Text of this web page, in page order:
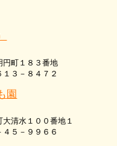
円町１８３番地
３－８４７２
園
清水１００番地１
５－９９６６